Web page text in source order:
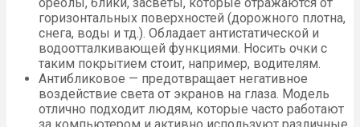
горизонтальных поверхностей (дорожного плотна,
снега, воды и тд.). Обладает антистатической и
водоотталкивающей функциями. Носить очки с
таким покрытием стоит, например, водителям.
Антибликовое — предотвращает негативное
воздействие света от экранов на глаза. Модель
отлично подходит людям, которые часто работают